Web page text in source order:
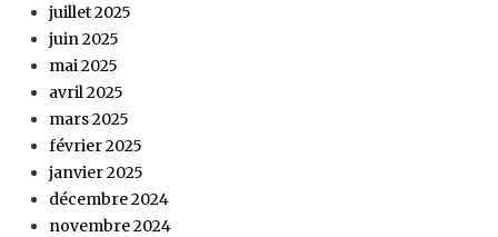
juillet 2025
juin 2025
mai 2025
avril 2025
mars 2025
février 2025
janvier 2025
décembre 2024
novembre 2024